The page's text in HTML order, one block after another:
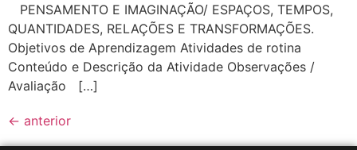
PENSAMENTO E IMAGINAÇÃO/ ESPAÇOS, TEMPOS,
QUANTIDADES, RELAÇÕES E TRANSFORMAÇÕES.
Objetivos de Aprendizagem Atividades de rotina
Conteúdo e Descrição da Atividade Observações /
Avaliação […]
← anterior